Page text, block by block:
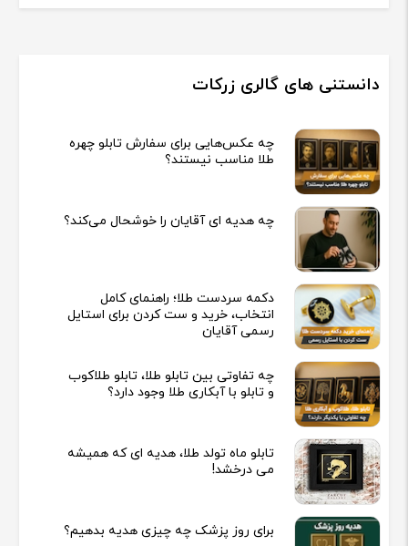
دانستنی های گالری زرکات
چه عکس‌هایی برای سفارش تابلو چهره
طلا مناسب نیستند؟
چه هدیه‌ ای آقایان را خوشحال می‌کند؟
دکمه سردست طلا؛ راهنمای کامل
انتخاب، خرید و ست کردن برای استایل
رسمی آقایان
چه تفاوتی بین تابلو طلا، تابلو طلاکوب
و تابلو با آبکاری طلا وجود دارد؟
تابلو ماه تولد طلا، هدیه ای که همیشه
می درخشد!
برای روز پزشک چه چیزی هدیه بدهیم؟